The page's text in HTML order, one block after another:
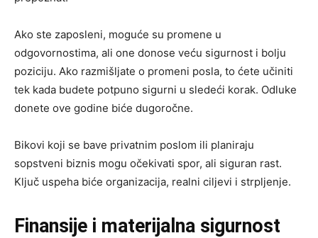
Ako ste zaposleni, moguće su promene u
odgovornostima, ali one donose veću sigurnost i bolju
poziciju. Ako razmišljate o promeni posla, to ćete učiniti
tek kada budete potpuno sigurni u sledeći korak. Odluke
donete ove godine biće dugoročne.
Bikovi koji se bave privatnim poslom ili planiraju
sopstveni biznis mogu očekivati spor, ali siguran rast.
Ključ uspeha biće organizacija, realni ciljevi i strpljenje.
Finansije i materijalna sigurnost